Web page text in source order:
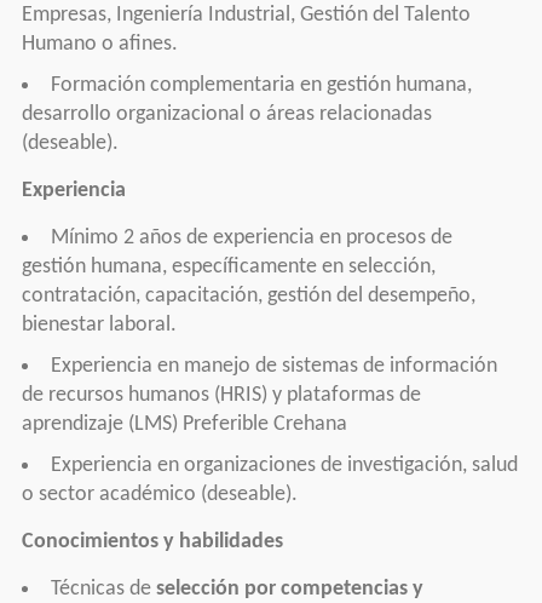
Empresas, Ingeniería Industrial, Gestión del Talento
Humano o afines.
Formación complementaria en gestión humana,
desarrollo organizacional o áreas relacionadas
(deseable).
Experiencia
Mínimo 2 años de experiencia en procesos de
gestión humana, específicamente en selección,
contratación, capacitación, gestión del desempeño,
bienestar laboral.
Experiencia en manejo de sistemas de información
de recursos humanos (HRIS) y plataformas de
aprendizaje (LMS) Preferible Crehana
Experiencia en organizaciones de investigación, salud
o sector académico (deseable).
Conocimientos y habilidades
Técnicas de selección por competencias y